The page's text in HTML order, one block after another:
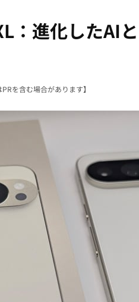
進化したAI
PRを含む場合があります】